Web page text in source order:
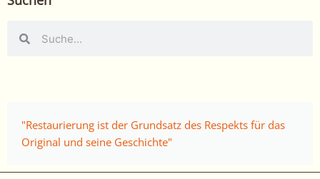
"Restaurierung ist der Grundsatz des Respekts für das
Original und seine Geschichte"